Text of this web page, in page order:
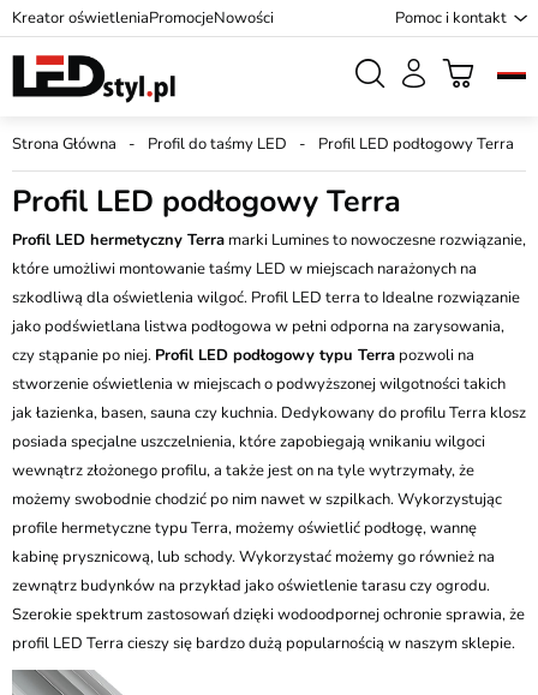
Kreator oświetleniaPromocjeNowości Pomoc i kontakt
Strona Główna Profil do taśmy LED Profil LED podłogowy Terra
Profil LED podłogowy Terra
Profil LED hermetyczny Terra marki Lumines to nowoczesne rozwiązanie,
które umożliwi montowanie taśmy LED w miejscach narażonych na
szkodliwą dla oświetlenia wilgoć. Profil LED terra to Idealne rozwiązanie
jako podświetlana listwa podłogowa w pełni odporna na zarysowania,
czy stąpanie po niej. Profil LED podłogowy typu Terra pozwoli na
stworzenie oświetlenia w miejscach o podwyższonej wilgotności takich
jak łazienka, basen, sauna czy kuchnia. Dedykowany do profilu Terra klosz
posiada specjalne uszczelnienia, które zapobiegają wnikaniu wilgoci
wewnątrz złożonego profilu, a także jest on na tyle wytrzymały, że
możemy swobodnie chodzić po nim nawet w szpilkach. Wykorzystując
profile hermetyczne typu Terra, możemy oświetlić podłogę, wannę
kabinę prysznicową, lub schody. Wykorzystać możemy go również na
zewnątrz budynków na przykład jako oświetlenie tarasu czy ogrodu.
Szerokie spektrum zastosowań dzięki wodoodpornej ochronie sprawia, że
profil LED Terra cieszy się bardzo dużą popularnością w naszym sklepie.